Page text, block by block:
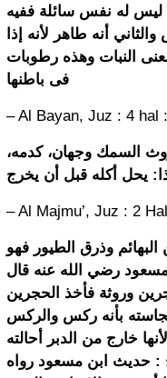
ليس له نفس سائلة ففيه
أنه طاهر لأنه إذا
النبات وهذه رطوبات
فى باطنها
– Al Bayan, Juz : 4 hal
السمك وجهان، كدمه،
يحل أكله قبل أن يخرج
– Al Majmu’, Juz : 2
وذرق الطيور فهو
رضي الله عنه قال
وروثة فأخذ الحجرين
بأنه ركس والركس
خارج من الدبر أحالته
: حديث ابن مسعود رواه